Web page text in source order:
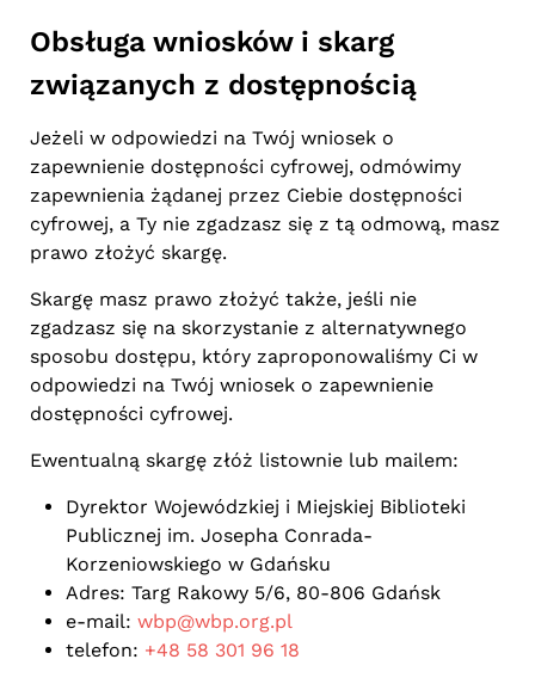
Obsługa wniosków i skarg
związanych z dostępnością
Jeżeli w odpowiedzi na Twój wniosek o
zapewnienie dostępności cyfrowej, odmówimy
zapewnienia żądanej przez Ciebie dostępności
cyfrowej, a Ty nie zgadzasz się z tą odmową, masz
prawo złożyć skargę.
Skargę masz prawo złożyć także, jeśli nie
zgadzasz się na skorzystanie z alternatywnego
sposobu dostępu, który zaproponowaliśmy Ci w
odpowiedzi na Twój wniosek o zapewnienie
dostępności cyfrowej.
Ewentualną skargę złóż listownie lub mailem:
Dyrektor Wojewódzkiej i Miejskiej Biblioteki
Publicznej im. Josepha Conrada-
Korzeniowskiego w Gdańsku
Adres: Targ Rakowy 5/6, 80-806 Gdańsk
e-mail: wbp@wbp.org.pl
telefon: +48 58 301 96 18